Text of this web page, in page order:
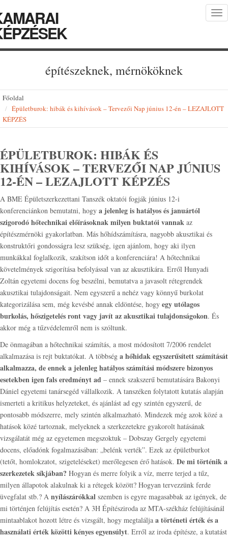
építészeknek, mérnököknek
Főoldal
Épületburok: hibák és kihívások – Tervezői Nap június 12-én – LEZAJLOTT
KÉPZÉS
ÉPÜLETBUROK: HIBÁK ÉS
KIHÍVÁSOK – TERVEZŐI NAP JÚNIUS
12-ÉN – LEZAJLOTT KÉPZÉS
A BME Épületszerkezettani Tanszék oktatói fogják június 12-i
konferenciánkon bemutatni, hogy a jelenleg is hatályos és januártól
szigorodó hőtechnikai előírásoknak milyen buktatói vannak az
építészmérnöki gyakorlatban. Más hőhídszámításra, nagyobb akusztikai és
konstruktőri gondosságra lesz szükség, igen ajánlom, hogy aki ilyen
munkákkal foglalkozik, szakítson időt a konferenciára! A hőtechnikai
követelmények szigorítása befolyással van az akusztikára. Erről Hunyadi
Zoltán egyetemi docens fog beszélni, bemutatva a javasolt rétegrendek
akusztikai tulajdonságait. Nem egyszerű a nehéz vagy könnyű burkolat
kategorizálása sem, még kevésbé annak eldöntése, hogy egy utólagos
burkolás, hőszigetelés ront vagy javít az akusztikai tulajdonságokon. És
akkor még a tűzvédelemről nem is szóltunk.
De önmagában a hőtechnikai számítás, a most módosított 7/2006 rendelet
alkalmazása is rejt buktatókat. A többség a hőhidak egyszerűsített számítását
alkalmazza, de ennek a jelenleg hatályos számítási módszere bizonyos
esetekben igen fals eredményt ad – ennek szakszerű bemutatására Bakonyi
Dániel egyetemi tanársegéd vállalkozik. A tanszéken folytatott kutatás alapján
ismerteti a kritikus helyzeteket, és ajánlást ad egy szintén egyszerű, de
pontosabb módszerre, mely szintén alkalmazható. Mindezek még azok közé a
hatások közé tartoznak, melyeknek a szerkezetekre gyakorolt hatásának
vizsgálatát még az egyetemen megszoktuk – Dobszay Gergely egyetemi
docens, előadónk fogalmazásában: „belénk verték”. Ezek az épületburkot
(tetőt, homlokzatot, szigeteléseket) merőlegesen érő hatások. De mi történik a
szerkezetek síkjában? Hogyan és merre folyik a víz, merre terjed a tűz,
milyen állapotok alakulnak ki a rétegek között? Hogyan tervezzünk ferde
üvegfalat stb.? A nyílászárókkal szemben is egyre magasabbak az igények, de
mi történjen felújítás esetén? A 3H Építésziroda az MTA-székház felújításánál
mintaablakot hozott létre és vizsgált, hogy megtalálja a történeti érték és a
használati érték közötti kényes egyensúlyt. Erről az iroda építésze, a kutatást